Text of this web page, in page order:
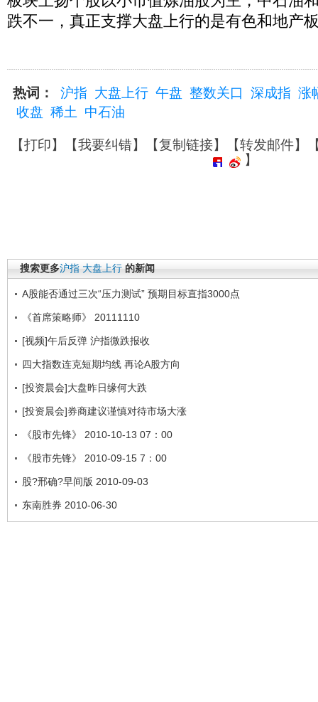
跌不一，真正支撑大盘上行的是有色和地产
热词： 沪指 大盘上行 午盘 整数关口 深成指 涨
收盘 稀土 中石油
【打印】【我要纠错】【复制链接】【转发邮件】
】
搜索更多沪指 大盘上行 的新闻
A股能否通过三次“压力测试” 预期目标直指3000点
《首席策略师》 20111110
[视频]午后反弹 沪指微跌报收
四大指数连克短期均线 再论A股方向
[投资晨会]大盘昨日缘何大跌
[投资晨会]券商建议谨慎对待市场大涨
《股市先锋》 2010-10-13 07：00
《股市先锋》 2010-09-15 7：00
股?邢确?早间版 2010-09-03
东南胜券 2010-06-30